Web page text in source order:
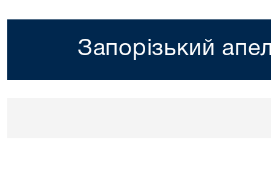
Запорізький